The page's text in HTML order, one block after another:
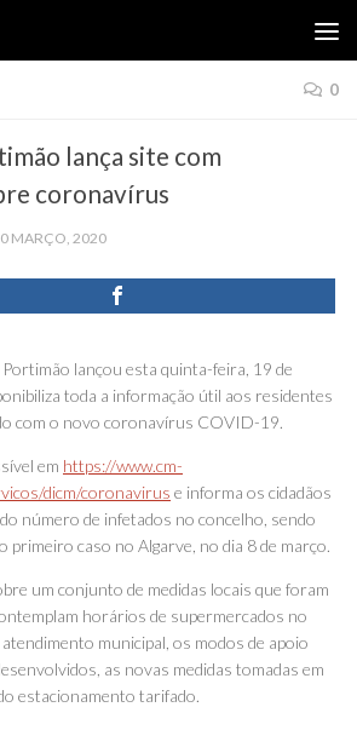
0
lança site com
coronavírus
MARÇO, 2020
lançou esta quinta-feira, 19 de
toda a informação útil aos residentes
com o novo coronavírus COVID-19.
em https://www.cm-
dicm/coronavirus e informa os cidadãos
número de infetados no concelho, sendo
primeiro caso no Algarve, no dia 8 de março.
um conjunto de medidas locais que foram
horários de supermercados no
municipal, os modos de apoio
as novas medidas tomadas em
estacionamento tarifado.